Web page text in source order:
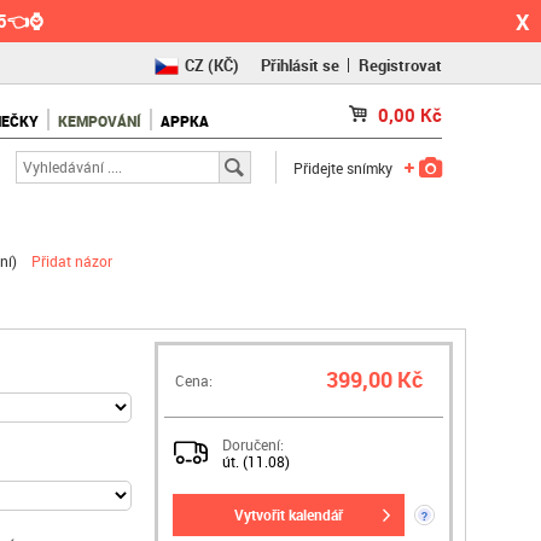
X
CZ(KČ)
RO(RON)
Přihlásit se Registrovat
KEMPOVÁNÍ APPKA 0,00 Kč
Přidejte snímky
) Přidat názor
Cena: 399,00 Kč
Doručení:
út. (11.08)
vytvořit kalendář ?